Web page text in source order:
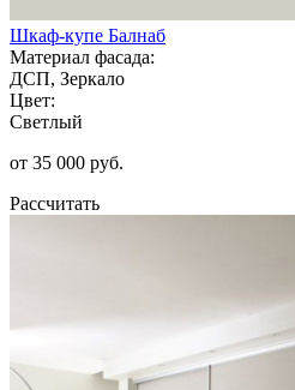
Шкаф-купе Балнаб
Материал фасада:
ДСП, Зеркало
Цвет:
Светлый
от 35 000 руб.
Рассчитать